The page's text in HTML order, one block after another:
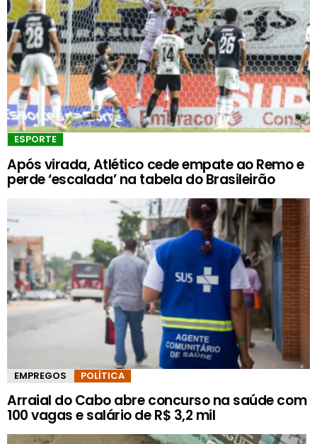
ESPORTE
Após virada, Atlético cede empate ao Remo e
perde ‘escalada’ na tabela do Brasileirão
EMPREGOS POLÍTICA
Arraial do Cabo abre concurso na saúde com
100 vagas e salário de R$ 3,2 mil